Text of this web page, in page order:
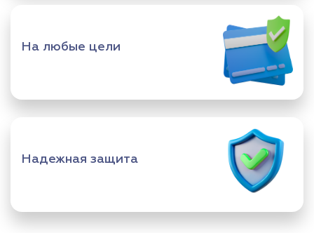
На любые цели
Надежная защита